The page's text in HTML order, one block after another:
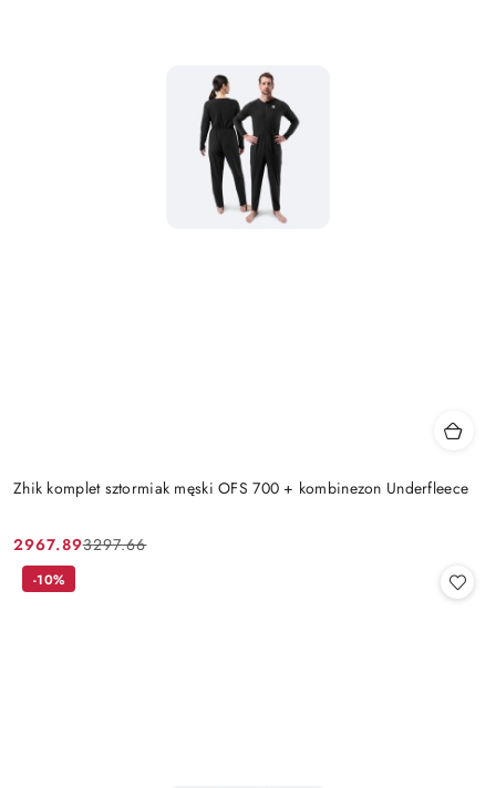
Zhik komplet sztormiak męski OFS 700 + kombinezon Underfleece
Cena
promocyjna:
2967.89
Cena
przed
3297.66
-10%